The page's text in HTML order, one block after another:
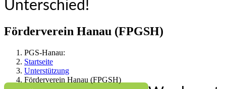
Unterschied!
Förderverein Hanau (FPGSH)
PGS-Hanau:
Startseite
Unterstützung
Förderverein Hanau (FPGSH)